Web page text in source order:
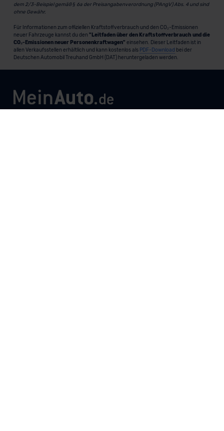
dem 2/3-Beispiel gemäß § 6a der Preisangabenverordnung (PAngV) Abs. 4 und sind
ohne Gewähr.
Für Informationen zum offiziellen Kraftstoffverbrauch und den CO₂-Emissionen
neuer Fahrzeuge kannst du den "Leitfaden über den Kraftstoffverbrauch und die
CO₂-Emissionen neuer Personenkraftwagen" einsehen. Dieser Leitfaden ist in
allen Verkaufsstellen erhältlich und kann kostenlos als PDF-Download bei der
Deutschen Automobil Treuhand GmbH (DAT) heruntergeladen werden.